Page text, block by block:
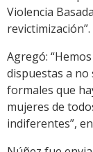
Violencia
revictimización”.
Agregó:
dispuestas a no
formales que
mujeres de
indiferentes”,